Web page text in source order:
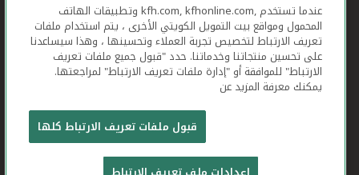
بيت التمويل الكويتي جميع الحقوق محفوظة © 2026
شروط وأحكام استخدام الموقع الإلكتروني
عندما تستخدم ,kfh.com, kfhonline.com وتطبيقات الهاتف
المحمول ومواقع بيت التمويل الكويتي الأخرى ، يتم استخدام ملفات
تعريف الارتباط لتخصيص تجربة العملاء وتحسينها ، وهذا سيساعدنا
على تحسين منتجاتنا وخدماتنا. حدد "قبول جميع ملفات تعريف
الارتباط" للموافقة أو "إدارة ملفات تعريف الارتباط" لمراجعتها.
يمكنك معرفة المزيد عن
قبول ملفات تعريف الارتباط كلها